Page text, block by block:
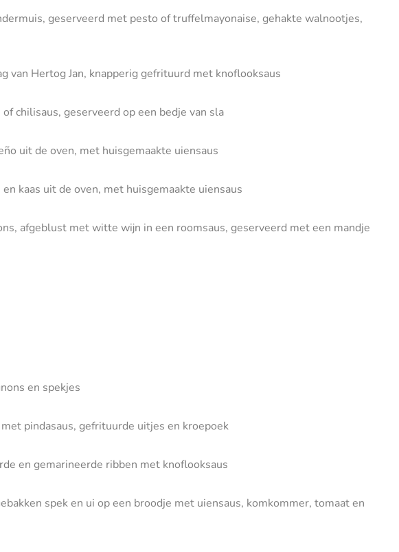
geserveerd met pesto of truffelmayonaise, gehakte walnootjes,
van Hertog Jan, knapperig gefrituurd met knoflooksaus
chilisaus, geserveerd op een bedje van sla
uit de oven, met huisgemaakte uiensaus
kaas uit de oven, met huisgemaakte uiensaus
afgeblust met witte wijn in een roomsaus, geserveerd met een mandje
en spekjes
pindasaus, gefrituurde uitjes en kroepoek
en gemarineerde ribben met knoflooksaus
spek en ui op een broodje met uiensaus, komkommer, tomaat en